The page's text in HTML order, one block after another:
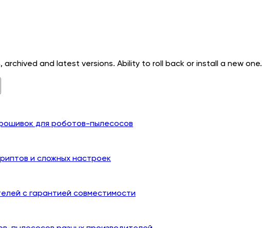
archived and latest versions. Ability to roll back or install a new one.
для роботов-пылесосов
и сложных настроек
с гарантией совместимости